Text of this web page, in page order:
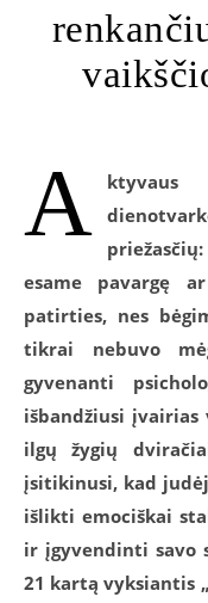
A
esame pavargę
patirties, nes
tikrai nebuvo
gyvenanti
išbandžiusi įvairias
ilgų žygių
įsitikinusi, kad
išlikti emociškai
ir įgyvendinti savo
21 kartą vyksiantis